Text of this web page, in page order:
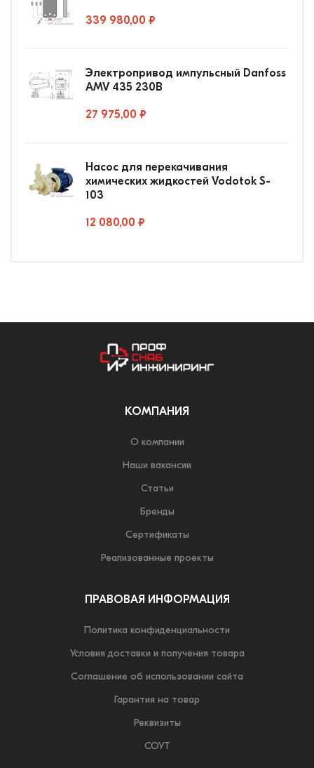
339 980,00 ₽
Электропривод импульсный Danfoss
AMV 435 230В
27 975,00 ₽
Насос для перекачивания
химических жидкостей Vodotok S-
103
12 080,00 ₽
КОМПАНИЯ
О компании
Наши вакансии
Статьи
Бренды
Сертификаты
Реализованные проекты
ПРАВОВАЯ ИНФОРМАЦИЯ
Политика конфиденциальности
Условия доставки и получения товара
Соглашение об использовании сайта
Гарантия на товар
Реквизиты
СОУТ